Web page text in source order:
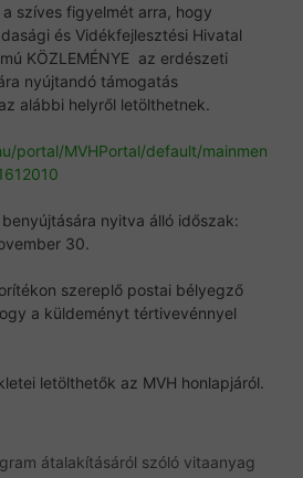
szíves figyelmét arra, hogy
és Vidékfejlesztési Hivatal
KÖZLEMÉNYE az erdészeti
nyújtandó támogatás
alábbi helyről letölthetnek.
portal/MVHPortal/default/mainmen
nyitva álló időszak:
30.
szereplő postai bélyegző
a küldeményt tértivevénnyel
letölthetők az MVH honlapjáról.
átalakításáról szóló vitaanyag